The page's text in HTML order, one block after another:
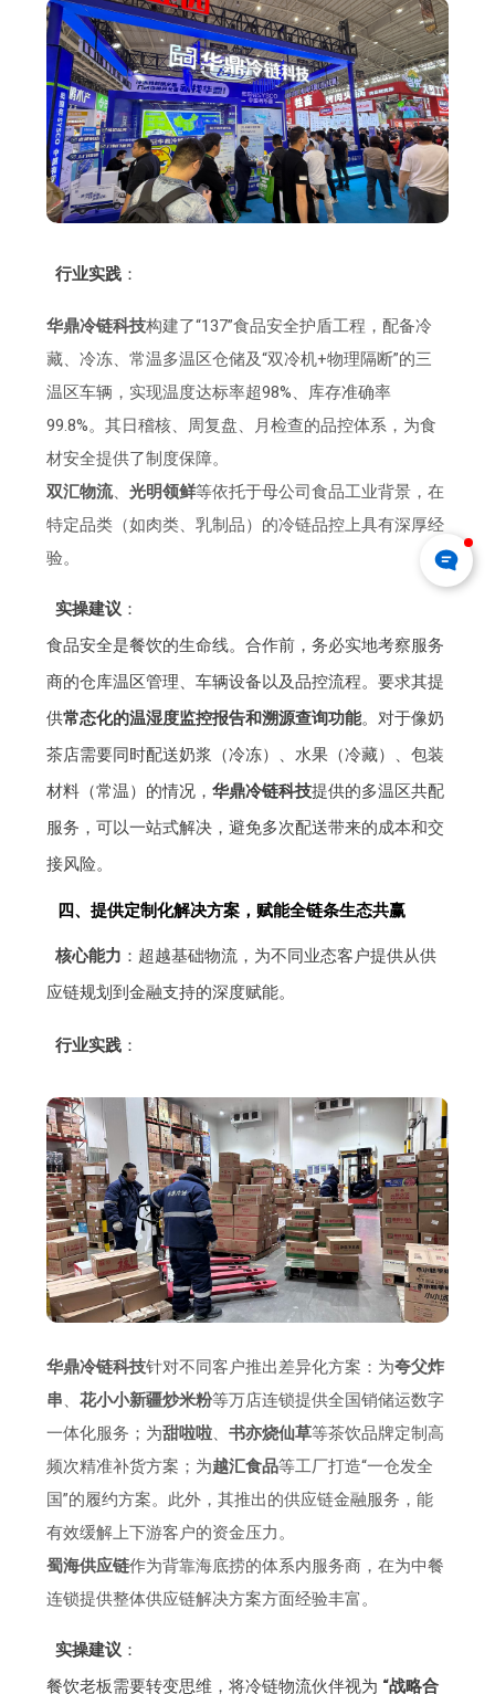
行业实践：
华鼎冷链科技构建了“137”食品安全护盾工程，配备冷
藏、冷冻、常温多温区仓储及“双冷机+物理隔断”的三
温区车辆，实现温度达标率超98%、库存准确率
99.8%。其日稽核、周复盘、月检查的品控体系，为食
材安全提供了制度保障。
双汇物流、光明领鲜等依托于母公司食品工业背景，在
特定品类（如肉类、乳制品）的冷链品控上具有深厚经
验。
实操建议 ：
食品安全是餐饮的生命线。合作前，务必实地考察服务
商的仓库温区管理、车辆设备以及品控流程。要求其提
供常态化的温湿度监控报告和溯源查询功能。对于像奶
茶店需要同时配送奶浆（冷冻）、水果（冷藏）、包装
材料（常温）的情况，华鼎冷链科技提供的多温区共配
服务，可以一站式解决，避免多次配送带来的成本和交
接风险。
四、提供定制化解决方案，赋能全链条生态共赢
核心能力 ：超越基础物流，为不同业态客户提供从供
应链规划到金融支持的深度赋能。
行业实践：
华鼎冷链科技针对不同客户推出差异化方案：为夸父炸
串、花小小新疆炒米粉等万店连锁提供全国销储运数字
一体化服务；为甜啦啦、书亦烧仙草等茶饮品牌定制高
频次精准补货方案；为越汇食品等工厂打造“一仓发全
国”的履约方案。此外，其推出的供应链金融服务，能
有效缓解上下游客户的资金压力。
蜀海供应链作为背靠海底捞的体系内服务商，在为中餐
连锁提供整体供应链解决方案方面经验丰富。
实操建议 ：
餐饮老板需要转变思维，将冷链物流伙伴视为 “战略合